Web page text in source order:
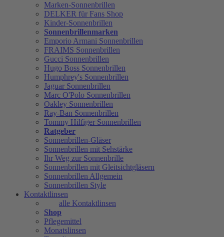
Marken-Sonnenbrillen
DELKER für Fans Shop
Kinder-Sonnenbrillen
Sonnenbrillenmarken
Emporio Armani Sonnenbrillen
FRAIMS Sonnenbrillen
Gucci Sonnenbrillen
Hugo Boss Sonnenbrillen
Humphrey's Sonnenbrillen
Jaguar Sonnenbrillen
Marc O'Polo Sonnenbrillen
Oakley Sonnenbrillen
Ray-Ban Sonnenbrillen
Tommy Hilfiger Sonnenbrillen
Ratgeber
Sonnenbrillen-Gläser
Sonnenbrillen mit Sehstärke
Ihr Weg zur Sonnenbrille
Sonnenbrillen mit Gleitsichtgläsern
Sonnenbrillen Allgemein
Sonnenbrillen Style
Kontaktlinsen
alle Kontaktlinsen
Shop
Pflegemittel
Monatslinsen